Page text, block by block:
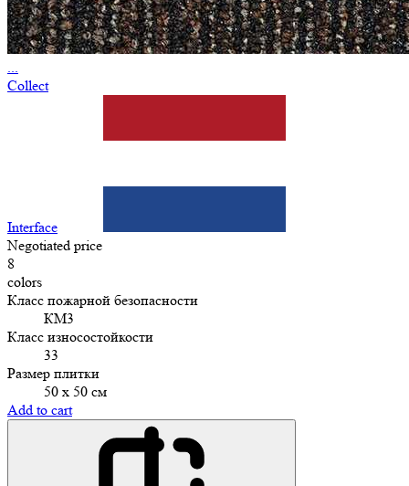
...
Collect
Interface
Negotiated price
8
colors
Класс пожарной безопасности
КМ3
Класс износостойкости
33
Размер плитки
50 х 50 см
Add to cart